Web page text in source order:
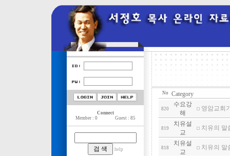
Connect
Member : 0
Guest : 85
help
No Category
820
수요강
해
영암교회
819
치유설
교
치유의 말
818
치유설
교
치유의 말